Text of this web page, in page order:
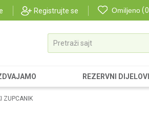
Registrujte se Omiljeno 0
Pretraži sajt
REZERVNI DIJELOVI
ZUPCANIK